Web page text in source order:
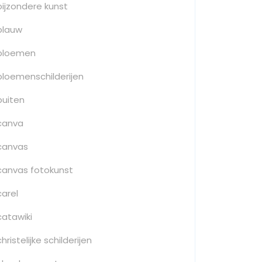
kunst
fotokunst
schilderijen